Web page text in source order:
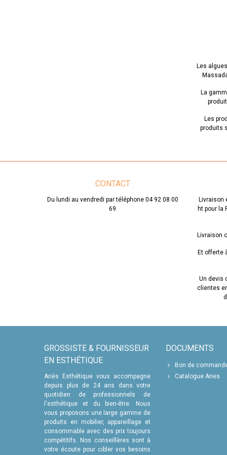
Les
La
Les
produits
Les
à base
En
CONTACT
Du lundi au vendredi par téléphone 04 92 08 00
69
Livraison
ht pour la
Livraison
Et offerte
Un devis
clientes
GROSSISTE & FOURNISSEUR
EN ESTHÉTIQUE
Ariès Esthétique vous accompagne
depuis plus de 24 ans dans votre
quotidien de professionnels de
l'esthétique et du bien-être. Nous
vous proposons une large gamme de
produits en mobilier, appareillage et
consommable avec des prix toujours
compétitifs. Nos conseillères sont à
votre écoute pour cibler vos besoins
DOCUMENTS
Bon de
Catalogue Aries